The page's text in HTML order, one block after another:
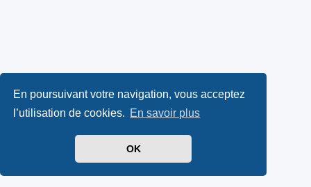
En poursuivant votre navigation, vous acceptez
l’utilisation de cookies. En savoir plus
OK